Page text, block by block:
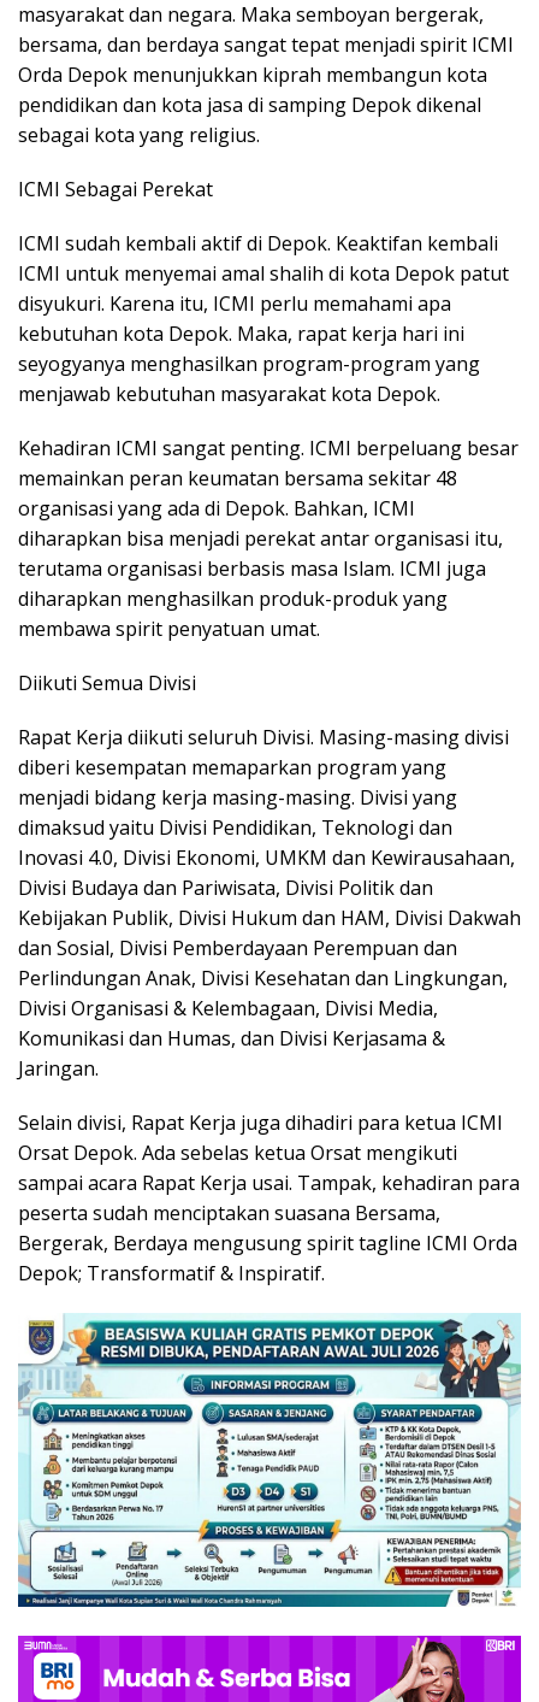
masyarakat dan negara. Maka semboyan bergerak,
bersama, dan berdaya sangat tepat menjadi spirit ICMI
Orda Depok menunjukkan kiprah membangun kota
pendidikan dan kota jasa di samping Depok dikenal
sebagai kota yang religius.
ICMI Sebagai Perekat
ICMI sudah kembali aktif di Depok. Keaktifan kembali
ICMI untuk menyemai amal shalih di kota Depok patut
disyukuri. Karena itu, ICMI perlu memahami apa
kebutuhan kota Depok. Maka, rapat kerja hari ini
seyogyanya menghasilkan program-program yang
menjawab kebutuhan masyarakat kota Depok.
Kehadiran ICMI sangat penting. ICMI berpeluang besar
memainkan peran keumatan bersama sekitar 48
organisasi yang ada di Depok. Bahkan, ICMI
diharapkan bisa menjadi perekat antar organisasi itu,
terutama organisasi berbasis masa Islam. ICMI juga
diharapkan menghasilkan produk-produk yang
membawa spirit penyatuan umat.
Diikuti Semua Divisi
Rapat Kerja diikuti seluruh Divisi. Masing-masing divisi
diberi kesempatan memaparkan program yang
menjadi bidang kerja masing-masing. Divisi yang
dimaksud yaitu Divisi Pendidikan, Teknologi dan
Inovasi 4.0, Divisi Ekonomi, UMKM dan Kewirausahaan,
Divisi Budaya dan Pariwisata, Divisi Politik dan
Kebijakan Publik, Divisi Hukum dan HAM, Divisi Dakwah
dan Sosial, Divisi Pemberdayaan Perempuan dan
Perlindungan Anak, Divisi Kesehatan dan Lingkungan,
Divisi Organisasi & Kelembagaan, Divisi Media,
Komunikasi dan Humas, dan Divisi Kerjasama &
Jaringan.
Selain divisi, Rapat Kerja juga dihadiri para ketua ICMI
Orsat Depok. Ada sebelas ketua Orsat mengikuti
sampai acara Rapat Kerja usai. Tampak, kehadiran para
peserta sudah menciptakan suasana Bersama,
Bergerak, Berdaya mengusung spirit tagline ICMI Orda
Depok; Transformatif & Inspiratif.